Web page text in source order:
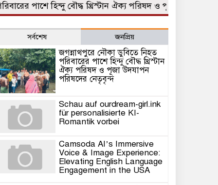
পাশে হিন্দু বৌদ্ধ খ্রিস্টান ঐক্য পরিষদ ও পূজা উদযাপন
সর্বশেষ জনপ্রিয়
জগন্নাথপুরে নৌকা ডুবিতে নিহত
পরিবারের পাশে হিন্দু বৌদ্ধ খ্রিস্টান
ঐক্য পরিষদ ও পূজা উদযাপন
পরিষদের নেতৃবৃন্দ
Schau auf ourdream-girl.ink
für personalisierte KI-
Romantik vorbei
Camsoda AI’s Immersive
Voice & Image Experience:
Elevating English Language
Engagement in the USA